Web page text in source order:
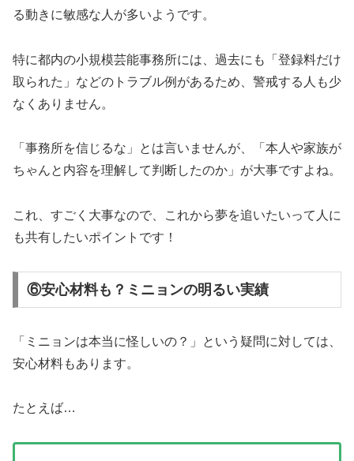
る動きに敏感な人が多いようです。
特に都内の小規模芸能事務所には、過去にも「登録料だけ
取られた」などのトラブル例があるため、警戒する人も少
なくありません。
「事務所を信じるな」とは言いませんが、「本人や家族が
ちゃんと内容を理解して判断したのか」が大事ですよね。
これ、すごく大事なので、これから夢を追いたいって人に
も共有したいポイントです！
⑥安心材料も？ミニョンの明るい実績
「ミニョンは本当に怪しいの？」という疑問に対しては、
安心材料もあります。
たとえば…